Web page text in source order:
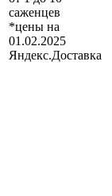
саженцев
*цены на
01.02.2025
Яндекс.Доставка